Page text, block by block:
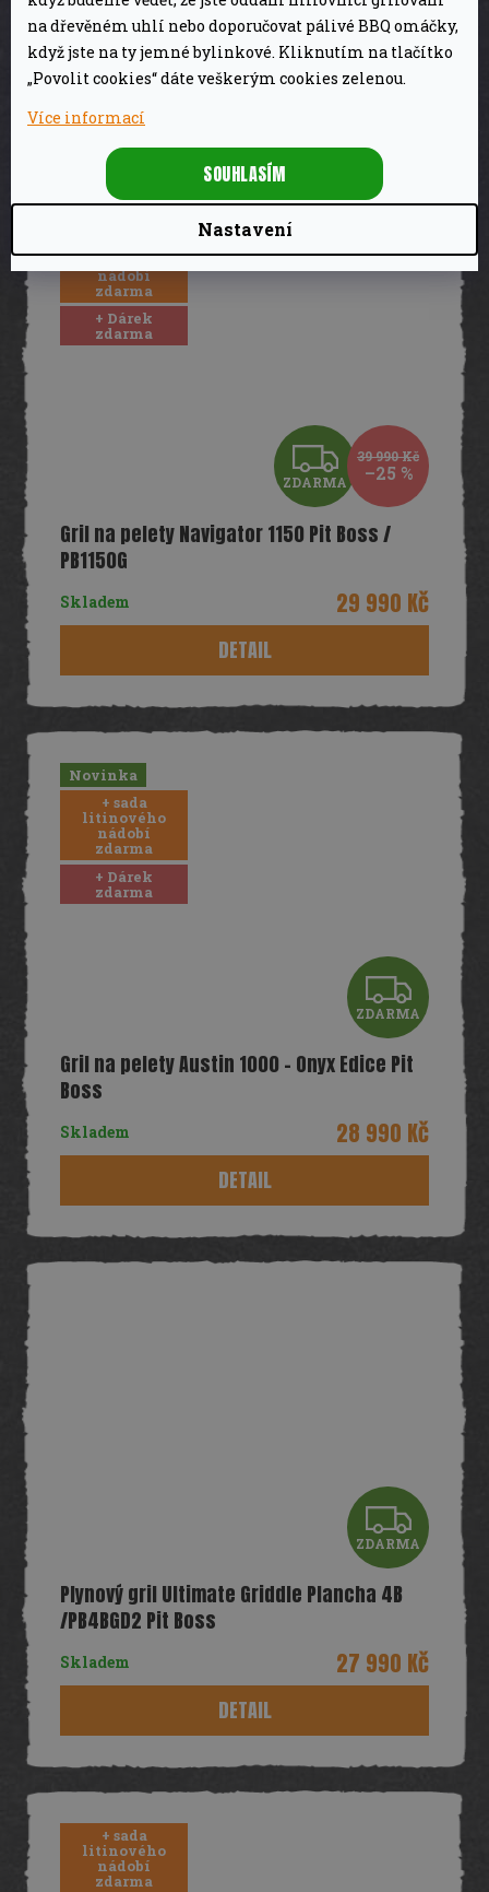
na dřevěném uhlí nebo doporučovat pálivé BBQ omáčky,
když jste na ty jemné bylinkové. Kliknutím na tlačítko
„Povolit cookies“ dáte veškerým cookies zelenou.
Více informací
Nastavení
SOUHLASÍM
A
R
A
PB1230 Pit Boss
Skladem 29 990 Kč
litinového
nádobí
zdarma
+ Dárek
zdarma
Z
D
A
R
M
A
ZDARMA
39 990 Kč
–25 %
Gril na pelety Navigator 1150 Pit Boss /
PB1150G
Skladem 29 990 Kč
DETAIL
Novinka
+ sada
litinového
nádobí
zdarma
+ Dárek
zdarma
Z
D
A
R
A
ZDARMA
Gril na pelety Austin 1000 – Onyx Edice Pit
Boss
Skladem 28 990 Kč
DETAIL
Z
D
R
A
ZDARMA
Plynový gril Ultimate Griddle Plancha 4B
/PB4BGD2 Pit Boss
Skladem 27 990 Kč
DETAIL
+ sada
litinového
nádobí
zdarma